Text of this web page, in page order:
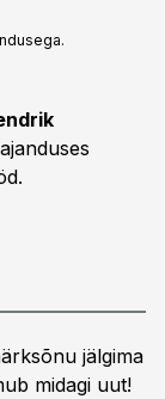
jälgima
midagi uut!